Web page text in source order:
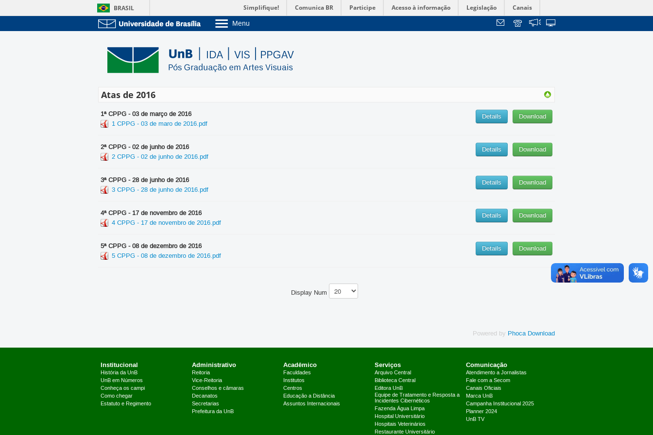
BRASIL Simplifique! Comunica BR Participe Acesso à informação Legislação Canais
Menu
Unidades acadêmicas
Estude na UnB
Graduação
Atas de 2016
1ª CPPG - 03 de março de 2016
1 CPPG - 03 de maro de 2016.pdf
Download
Details
2ª CPPG - 02 de junho de 2016
2 CPPG - 02 de junho de 2016.pdf
Download
Details
3ª CPPG - 28 de junho de 2016
3 CPPG - 28 de junho de 2016.pdf
Download
Details
4ª CPPG - 17 de novembro de 2016
4 CPPG - 17 de novembro de 2016.pdf
Download
Details
5ª CPPG - 08 de dezembro de 2016
5 CPPG - 08 de dezembro de 2016.pdf
Download
Details
Display Num
Powered by Phoca Download
Institucional
História da UnB
UnB em Números
Conheça os campi
Como chegar
Estatuto e Regimento
Administrativo
Reitoria
Vice-Reitoria
Conselhos e câmaras
Decanatos
Secretarias
Prefeitura da UnB
Acadêmico
Faculdades
Institutos
Centros
Educação a Distância
Assuntos Internacionais
Serviços
Arquivo Central
Biblioteca Central
Editora UnB
Equipe de Tratamento e Resposta a
Incidentes Cibernéticos
Fazenda Água Limpa
Hospital Universitário
Hospitais Veterinários
Restaurante Universitário
Comunicação
Atendimento a Jornalistas
Fale com a Secom
Canais Oficiais
Marca UnB
Campanha Institucional 2025
Planner 2024
UnB TV